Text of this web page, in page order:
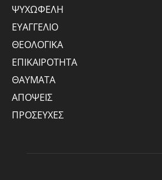
ΨΥΧΩΦΕΛΗ
ΕΥΑΓΓΕΛΙΟ
ΘΕΟΛΟΓΙΚΑ
ΕΠΙΚΑΙΡΟΤΗΤΑ
ΘΑΥΜΑΤΑ
ΑΠΟΨΕΙΣ
ΠΡΟΣΕΥΧΕΣ